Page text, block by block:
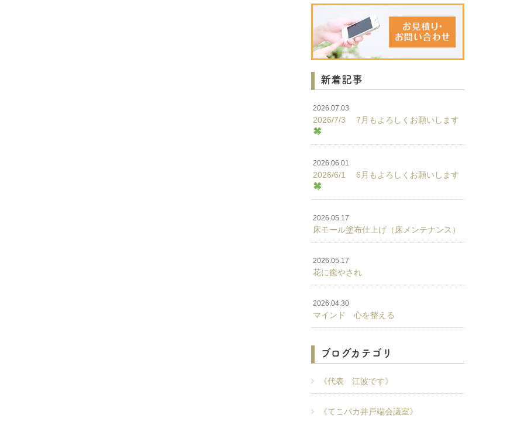
新着記事
2026.07.03
2026/7/3 7月もよろしくお願いします
2026.06.01
2026/6/1 6月もよろしくお願いします
2026.05.17
床モール塗布仕上げ（床メンテナンス）
2026.05.17
花に癒やされ
2026.04.30
マインド 心を整える
ブログカテゴリ
《代表 江波です》
《てこパカ井戸端会議室》